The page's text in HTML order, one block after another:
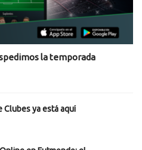
la temporada
Clubes ya está aquí